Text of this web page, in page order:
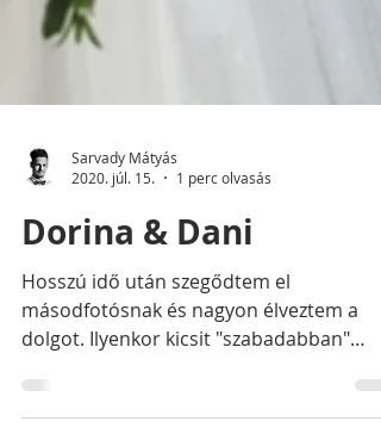
2020. júl. 15.
1 perc olvasás
Dorina & Dani
Hosszú idő után szegődtem el
másodfotósnak és nagyon élveztem a
dolgot. Ilyenkor kicsit "szabadabban"